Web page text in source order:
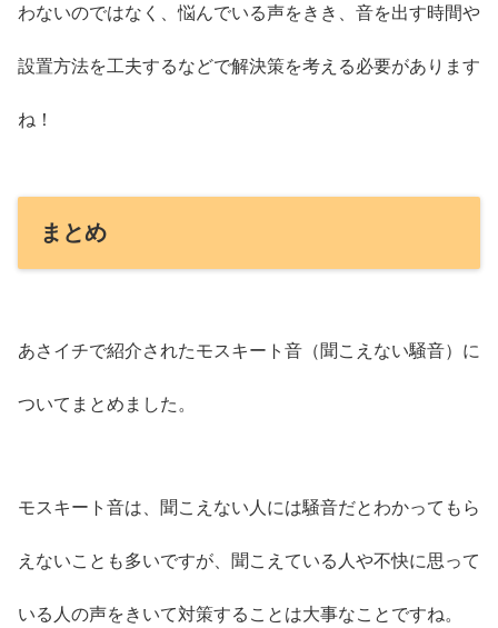
わないのではなく、悩んでいる声をきき、音を出す時間や
設置方法を工夫するなどで解決策を考える必要があります
ね！
まとめ
あさイチで紹介されたモスキート音（聞こえない騒音）に
ついてまとめました。
モスキート音は、聞こえない人には騒音だとわかってもら
えないことも多いですが、聞こえている人や不快に思って
いる人の声をきいて対策することは大事なことですね。